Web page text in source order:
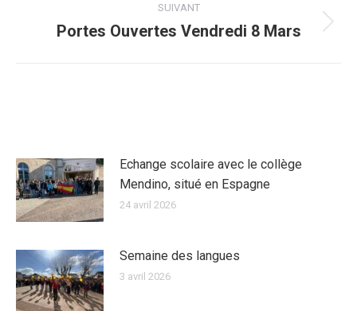
:
SUIVANT
Article
Portes Ouvertes Vendredi 8 Mars
Echange scolaire avec le collège
Mendino, situé en Espagne
24 avril 2026
Semaine des langues
3 avril 2026